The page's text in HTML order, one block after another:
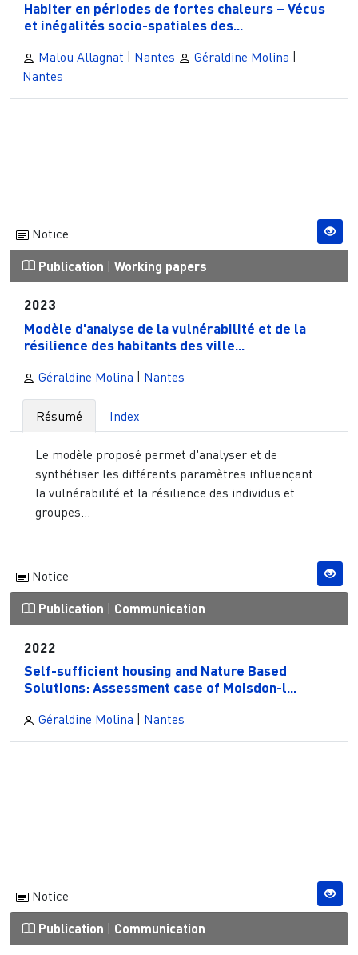
Habiter en périodes de fortes chaleurs – Vécus
et inégalités socio-spatiales des...
Malou Allagnat | Nantes Géraldine Molina |
Nantes
Notice
Publication | Working papers
2023
Modèle d'analyse de la vulnérabilité et de la
résilience des habitants des ville...
Géraldine Molina | Nantes
Résumé Index
Le modèle proposé permet d'analyser et de
synthétiser les différents paramètres influençant
la vulnérabilité et la résilience des individus et
groupes...
Notice
Publication | Communication
2022
Self-sufficient housing and Nature Based
Solutions: Assessment case of Moisdon-l...
Géraldine Molina Nantes
Notice
Publication | Communication